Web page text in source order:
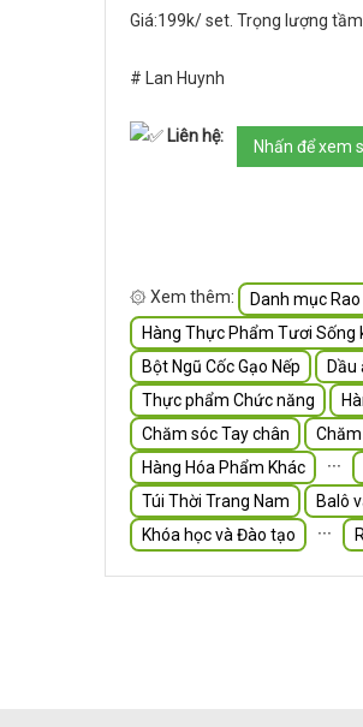
Giá:199k/ set. Trọng lượng
# Lan Huynh
Liên hệ:
Nhấn để xem
۞ Xem thêm: Danh mục
Hàng Thực Phẩm Tươi Sống
Bột Ngũ Cốc Gạo Nếp
Dầu
Thực phẩm Chức năng
Chăm sóc Tay chân
Hàng Hóa Phẩm Khác
∙∙∙
Túi Thời Trang Nam
Balô
Khóa học và Đào tạo
∙∙∙